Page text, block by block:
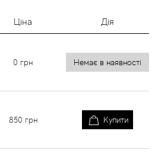
Ціна Дія
0 грн Немає в наявності
850 грн Купити